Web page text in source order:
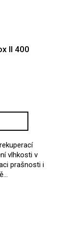
II 400
vlhkosti v
prašnosti i